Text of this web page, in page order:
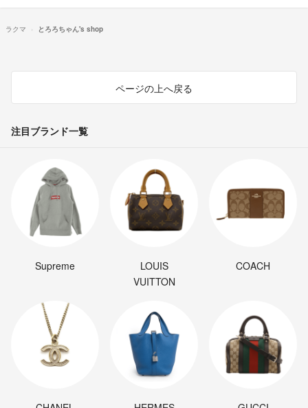
ラクマ とろろちゃん's shop
ページの上へ戻る
注目ブランド一覧
Supreme
LOUIS
VUITTON
COACH